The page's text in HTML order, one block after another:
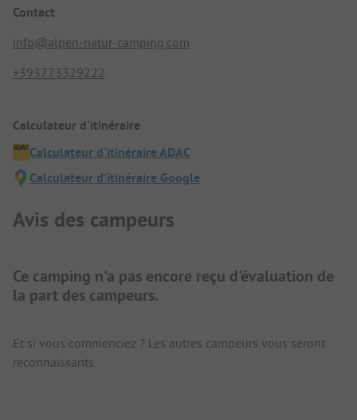
Contact
info@alpen-natur-camping.com
+393773329222
Calculateur d'itinéraire
Calculateur d'itinéraire ADAC
Calculateur d'itinéraire Google
Avis des campeurs
Ce camping n'a pas encore reçu d'évaluation de
la part des campeurs.
Et si vous commenciez ? Les autres campeurs vous seront
reconnaissants.